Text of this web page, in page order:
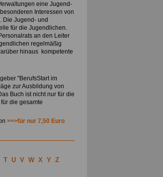
eine Jugend-
Interessen von
Die Jugend- und
für die Jugendlichen.
an den Leiter
regelmäßig
hinaus kompetente
"BerufsStart im
zur Ausbildung von
Buch ist nicht nur für die
die gesamte
>>>für nur 7,50 Euro
T U V W X Y Z